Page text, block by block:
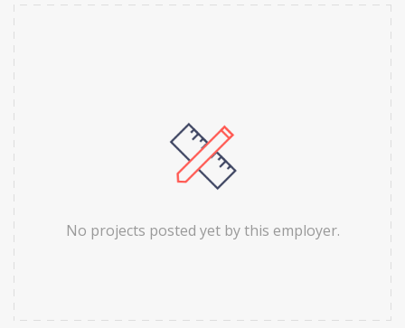
No projects posted yet by this employer.